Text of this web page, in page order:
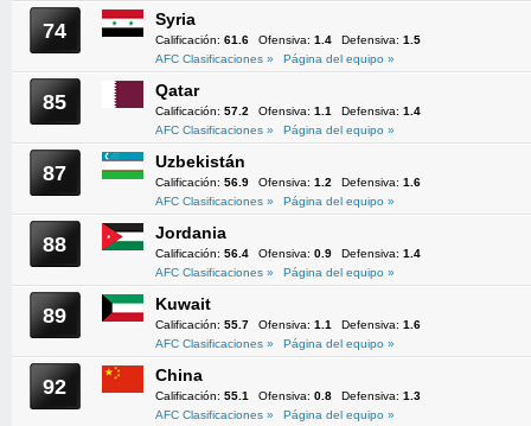
74 Syria
Calificación: 61.6 Ofensiva: 1.4 Defensiva: 1.5
AFC Clasificaciones »
Página del equipo »
85 Qatar
Calificación: 57.2 Ofensiva: 1.1 Defensiva: 1.4
AFC Clasificaciones »
Página del equipo »
87 Uzbekistán
Calificación: 56.9 Ofensiva: 1.2 Defensiva: 1.6
AFC Clasificaciones »
Página del equipo »
88 Jordania
Calificación: 56.4 Ofensiva: 0.9 Defensiva: 1.4
AFC Clasificaciones »
Página del equipo »
89 Kuwait
Calificación: 55.7 Ofensiva: 1.1 Defensiva: 1.6
AFC Clasificaciones »
Página del equipo »
92 China
Calificación: 55.1 Ofensiva: 0.8 Defensiva: 1.3
AFC Clasificaciones »
Página del equipo »